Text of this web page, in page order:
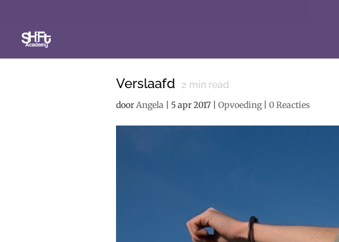
Verslaafd 2 min read
doorAngela 5 apr 2017 Opvoeding| 0 Reacties